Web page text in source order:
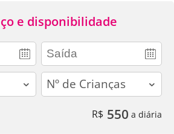
e disponibilidade
children
R$ 550 a diária